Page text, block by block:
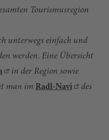
Tourismusregion
unterwegs einfach und
werden. Eine Übersicht
in der Region sowie
man im Radl-Navi
des